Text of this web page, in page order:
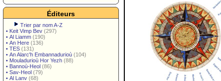
Éditeurs
Trier par nom A-Z
• Keit Vimp Bev (297)
• Al Liamm (190)
• An Here (136)
• TES (131)
• An Alarc'h Embannadurioù (104)
• Mouladurioù Hor Yezh (88)
• Bannoù-Heol (86)
• Sav-Heol (79)
• Al Lanv (68)